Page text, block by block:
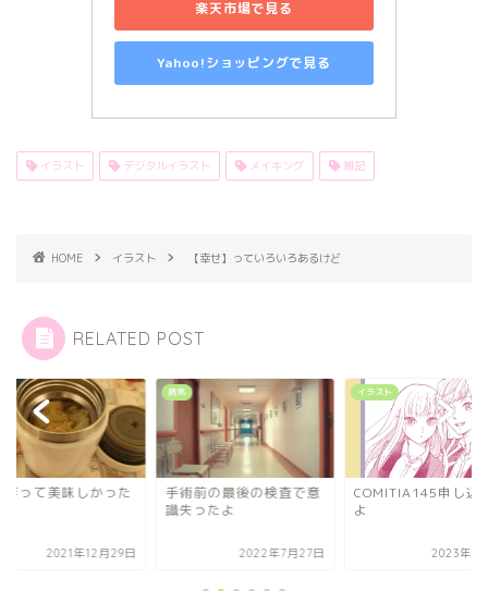
楽天市場で見る
Yahoo!ショッピングで見る
イラスト デジタルイラスト メイキング 雑記
HOME イラスト 【幸せ】っていろいろあるけど
RELATED POST
作って美味しかった
2021年12月29日
病気
手術前の最後の検査で意
識失ったよ
2022年7月27日
イラスト
COMITIA145申し込
よ
2023年6